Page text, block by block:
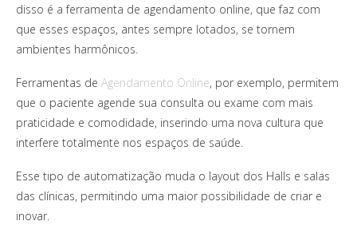
disso é a ferramenta de agendamento online, que faz com
que esses espaços, antes sempre lotados, se tornem
ambientes harmônicos.
Ferramentas de Agendamento Online, por exemplo, permitem
que o paciente agende sua consulta ou exame com mais
praticidade e comodidade, inserindo uma nova cultura que
interfere totalmente nos espaços de saúde.
Esse tipo de automatização muda o layout dos Halls e salas
das clínicas, permitindo uma maior possibilidade de criar e
inovar.